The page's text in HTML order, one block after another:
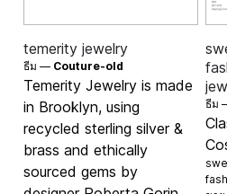
temerity jewelry
ธีม — Couture-old
Temerity Jewelry is made
in Brooklyn, using
recycled sterling silver &
brass and ethically
sourced gems by
ธีม